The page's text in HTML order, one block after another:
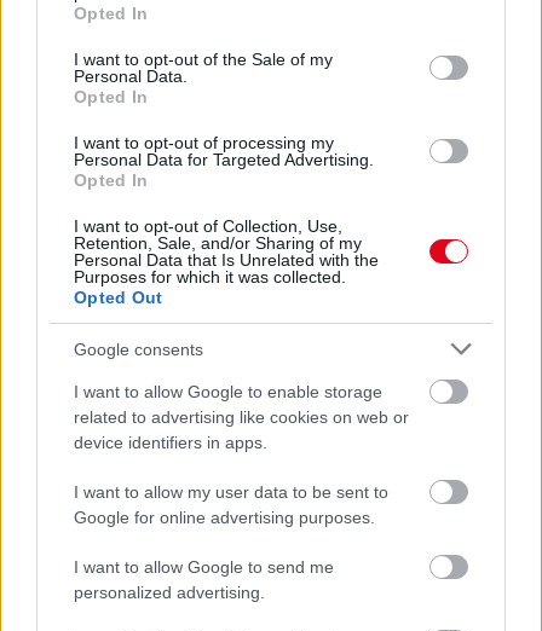
use your data for below specified purposes in below Google
consent section.
Opted In
I want to opt-out of the Sale of my
Personal Data.
Opted In
I want to opt-out of processing my
Personal Data for Targeted Advertising.
Opted In
I want to opt-out of Collection, Use,
Retention, Sale, and/or Sharing of my
Personal Data that Is Unrelated with the
Purposes for which it was collected.
Opted Out
Google consents
I want to allow Google to enable storage
related to advertising like cookies on web or
device identifiers in apps.
I want to allow my user data to be sent to
Google for online advertising purposes.
I want to allow Google to send me
personalized advertising.
Orvos figyelmeztet: ezt az apró reggeli tünetet ne